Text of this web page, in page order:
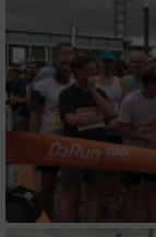
Partnerliste
Wir nutzen Ihre Daten
IAB-
Speichern von
auf einem
Verwendung
von